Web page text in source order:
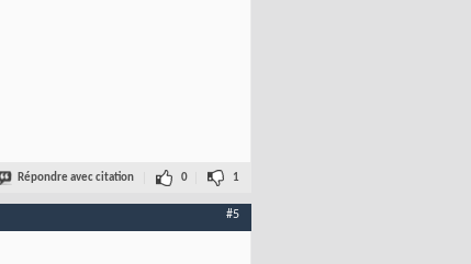
Répondre avec citation 0 1
#5